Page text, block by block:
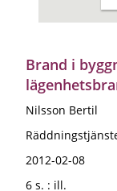
Brand i
Nilsson Bertil
2012-02-08
6 s. : ill.